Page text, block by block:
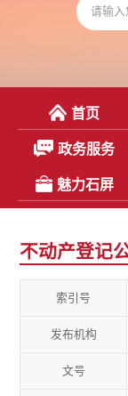
首页
政务服务
魅力石屏
不动产登记
索引号
发布机构
文号